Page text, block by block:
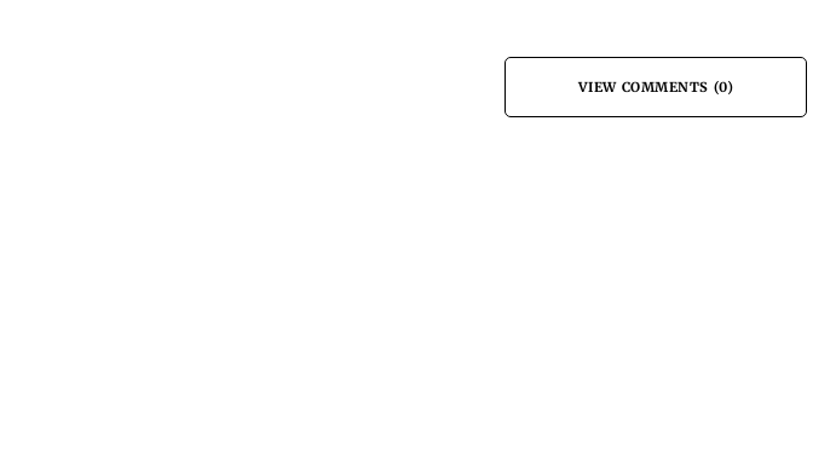
VIEW COMMENTS (0)